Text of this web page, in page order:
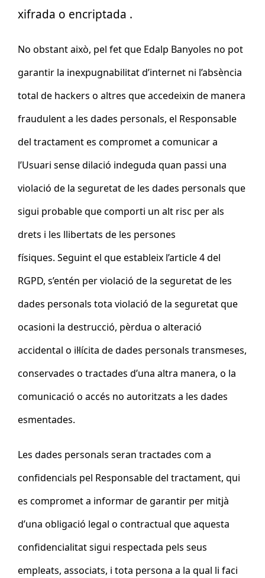
xifrada o encriptada .
No obstant això, pel fet que Edalp Banyoles no pot
garantir la inexpugnabilitat d’internet ni l’absència
total de hackers o altres que accedeixin de manera
fraudulent a les dades personals, el Responsable
del tractament es compromet a comunicar a
l’Usuari sense dilació indeguda quan passi una
violació de la seguretat de les dades personals que
sigui probable que comporti un alt risc per als
drets i les llibertats de les persones
físiques. Seguint el que estableix l’article 4 del
RGPD, s’entén per violació de la seguretat de les
dades personals tota violació de la seguretat que
ocasioni la destrucció, pèrdua o alteració
accidental o il·lícita de dades personals transmeses,
conservades o tractades d’una altra manera, o la
comunicació o accés no autoritzats a les dades
esmentades.
Les dades personals seran tractades com a
confidencials pel Responsable del tractament, qui
es compromet a informar de garantir per mitjà
d’una obligació legal o contractual que aquesta
confidencialitat sigui respectada pels seus
empleats, associats, i tota persona a la qual li faci